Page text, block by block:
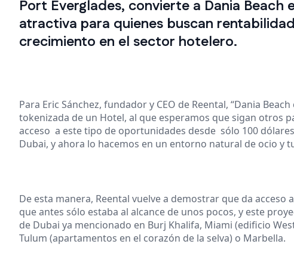
Port Everglades, convierte a Dania Beach
atractiva para quienes buscan
crecimiento en el sector hotelero.
Para Eric Sánchez, fundador y CEO de Reental, “Dania
tokenizada de un Hotel, al que esperamos que sigan otros
acceso a este tipo de oportunidades desde sólo 100
Dubai, y ahora lo hacemos en un entorno natural de ocio y
De esta manera, Reental vuelve a demostrar que da
que antes sólo estaba al alcance de unos pocos, y este
de Dubai ya mencionado en Burj Khalifa, Miami (edificio
Tulum (apartamentos en el corazón de la selva) o Marbella.